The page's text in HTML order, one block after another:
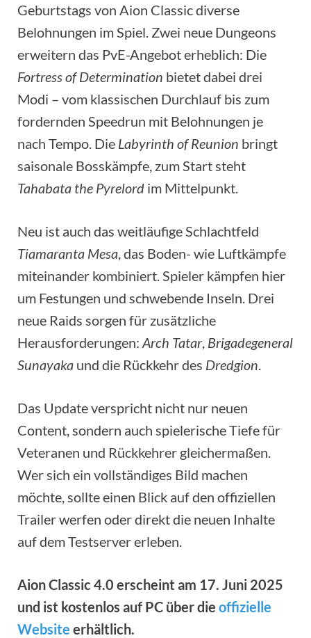
Geburtstags von Aion Classic diverse
Belohnungen im Spiel. Zwei neue Dungeons
erweitern das PvE-Angebot erheblich: Die
Fortress of Determination bietet dabei drei
Modi – vom klassischen Durchlauf bis zum
fordernden Speedrun mit Belohnungen je
nach Tempo. Die Labyrinth of Reunion bringt
saisonale Bosskämpfe, zum Start steht
Tahabata the Pyrelord im Mittelpunkt.
Neu ist auch das weitläufige Schlachtfeld
Tiamaranta Mesa, das Boden- wie Luftkämpfe
miteinander kombiniert. Spieler kämpfen hier
um Festungen und schwebende Inseln. Drei
neue Raids sorgen für zusätzliche
Herausforderungen: Arch Tatar, Brigadegeneral
Sunayaka und die Rückkehr des Dredgion.
Das Update verspricht nicht nur neuen
Content, sondern auch spielerische Tiefe für
Veteranen und Rückkehrer gleichermaßen.
Wer sich ein vollständiges Bild machen
möchte, sollte einen Blick auf den offiziellen
Trailer werfen oder direkt die neuen Inhalte
auf dem Testserver erleben.
Aion Classic 4.0 erscheint am 17. Juni 2025
und ist kostenlos auf PC über die offizielle
Website erhältlich.